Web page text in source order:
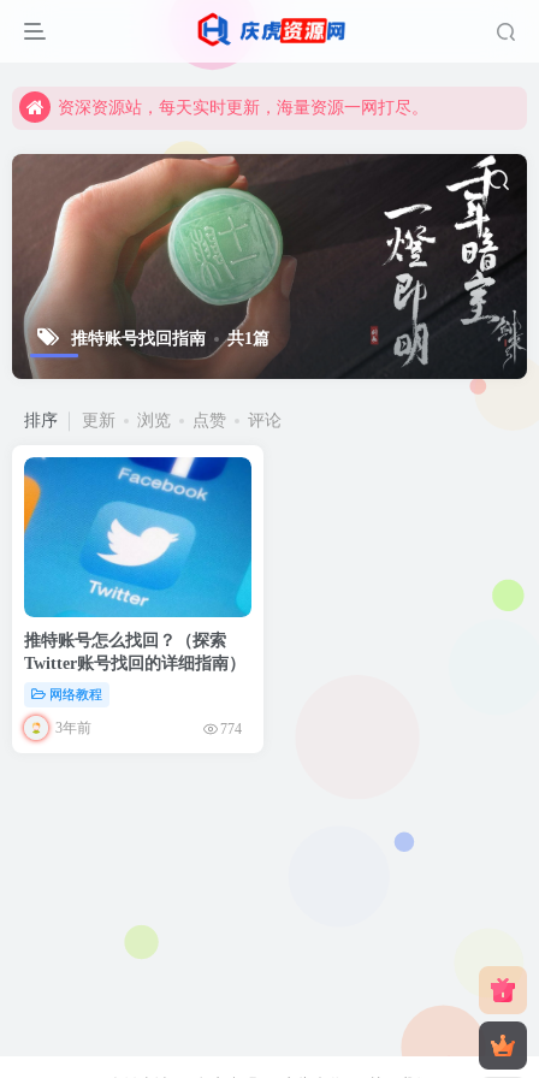
资深资源站，每天实时更新，海量资源一网打尽。
【启明网】找项目 + 低成本创业 + 减少信息差 + 见识各种项目 + 提升网创认知。
资深资源站，每天实时更新，海量资源一网打尽。
【启明网】找项目 + 低成本创业 + 减少信息差 + 见识各种项目 + 提升网创认知。
推特账号找回指南 共1篇
排序 更新 浏览 点赞 评论
推特账号怎么找回？（探索
Twitter账号找回的详细指南）
网络教程
3年前 774